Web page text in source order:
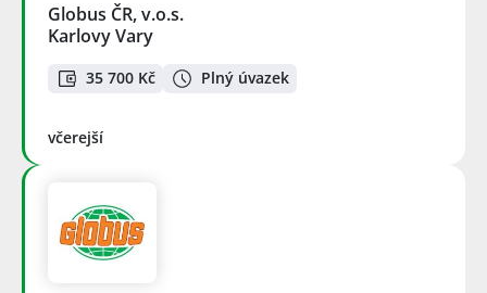
Globus ČR, v.o.s.
Karlovy Vary
35 700 Kč Plný úvazek
včerejší